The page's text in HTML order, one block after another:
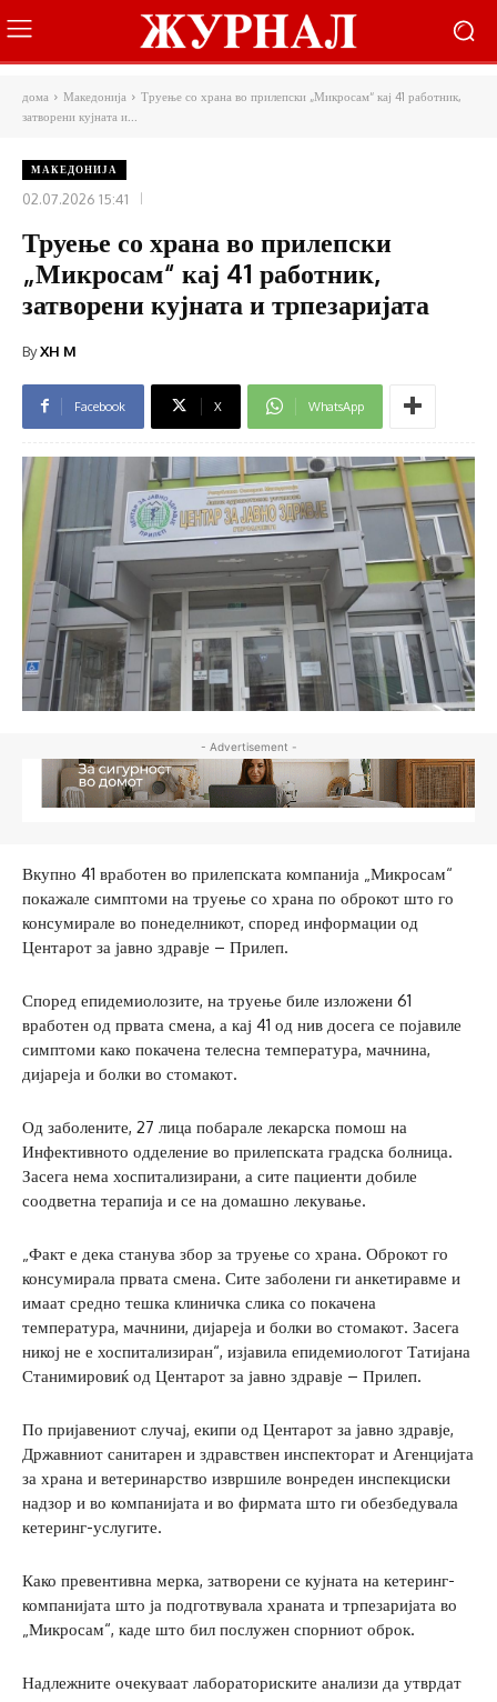
дома Македонија
Труење со храна во прилепски „Микросам“ кај 41 работник,
затворени кујната и...
МАКЕДОНИЈА
02.07.2026 15:41
Труење со храна во прилепски
„Микросам“ кај 41 работник,
затворени кујната и трпезаријата
ByXH M
Facebook X WhatsApp
- Advertisement -
Вкупно 41 вработен во прилепската компанија „Микросам“
покажале симптоми на труење со храна по оброкот што го
консумирале во понеделникот, според информации од
Центарот за јавно здравје – Прилеп.
Според епидемиолозите, на труење биле изложени 61
вработен од првата смена, а кај 41 од нив досега се појавиле
симптоми како покачена телесна температура, мачнина,
дијареја и болки во стомакот.
Од заболените, 27 лица побарале лекарска помош на
Инфективното одделение во прилепската градска болница.
Засега нема хоспитализирани, а сите пациенти добиле
соодветна терапија и се на домашно лекување.
„Факт е дека станува збор за труење со храна. Оброкот го
консумирала првата смена. Сите заболени ги анкетиравме и
имаат средно тешка клиничка слика со покачена
температура, мачнини, дијареја и болки во стомакот. Засега
никој не е хоспитализиран“, изјавила епидемиологот Татијана
Станимировиќ од Центарот за јавно здравје – Прилеп.
По пријавениот случај, екипи од Центарот за јавно здравје,
Државниот санитарен и здравствен инспекторат и Агенцијата
за храна и ветеринарство извршиле вонреден инспекциски
надзор и во компанијата и во фирмата што ги обезбедувала
кетеринг-услугите.
Како превентивна мерка, затворени се кујната на кетеринг-
компанијата што ја подготвувала храната и трпезаријата во
„Микросам“, каде што бил послужен спорниот оброк.
Надлежните очекуваат лабораториските анализи да утврдат